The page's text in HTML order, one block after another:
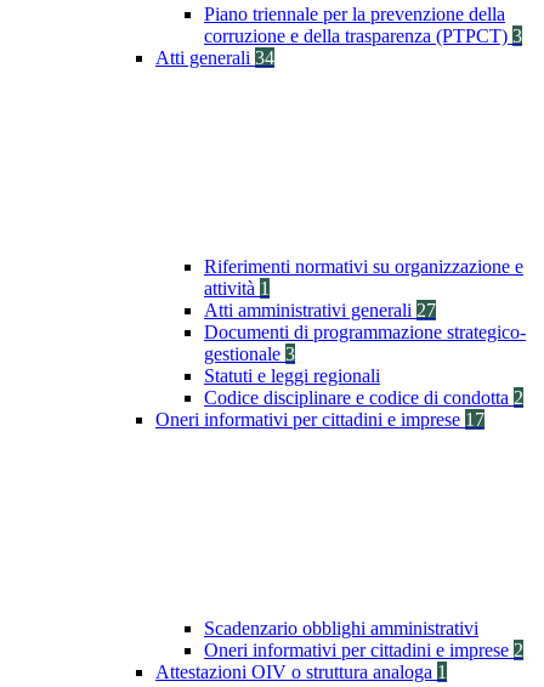
Piano triennale per la prevenzione della
corruzione e della trasparenza (PTPCT) 3
Atti generali 34
Riferimenti normativi su organizzazione e
attività 1
Atti amministrativi generali 27
Documenti di programmazione strategico-
gestionale 3
Statuti e leggi regionali
Codice disciplinare e codice di condotta 2
Oneri informativi per cittadini e imprese 17
Scadenzario obblighi amministrativi
Oneri informativi per cittadini e imprese 2
Attestazioni OIV o struttura analoga 1